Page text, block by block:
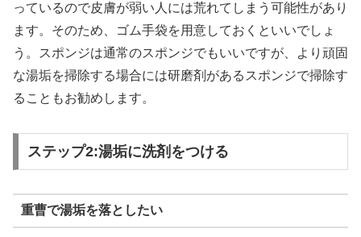
っているので皮膚が弱い人には荒れてしまう可能性があり
ます。そのため、ゴム手袋を用意しておくといいでしょ
う。スポンジは通常のスポンジでもいいですが、より頑固
な湯垢を掃除する場合には研磨剤があるスポンジで掃除す
ることもお勧めします。
ステップ2:湯垢に洗剤をつける
重曹で湯垢を落としたい